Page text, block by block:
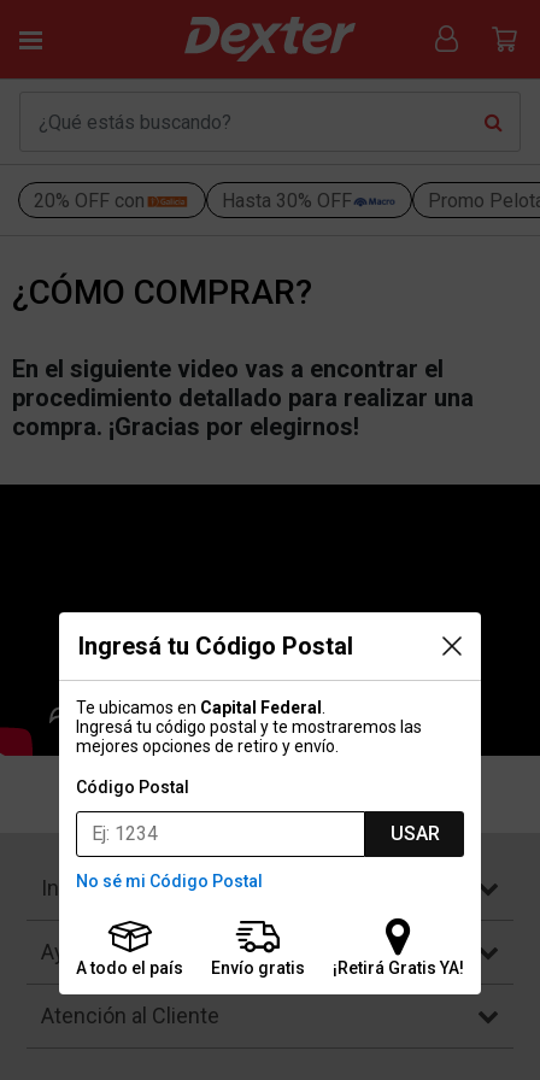
20% OFF con Hasta 30% OFF Promo
Ingresá tu Código Postal
Te ubicamos en Capital Federal
Ingresá tu código postal y te mostraremos las
mejores opciones de retiro y envío.
Código Postal
USAR
No sé mi Código Postal
A todo el país Envío gratis ¡Retirá Gratis YA!
¿CÓMO COMPRAR?
En el siguiente video vas a encontrar el
procedimiento detallado para realizar una
compra. ¡Gracias por elegirnos!
Institucional
Ayuda
Atención al Cliente